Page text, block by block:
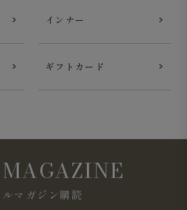
インナー
ギフトカード
ルマガジン購読